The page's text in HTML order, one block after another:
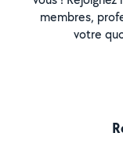
membres,
votre